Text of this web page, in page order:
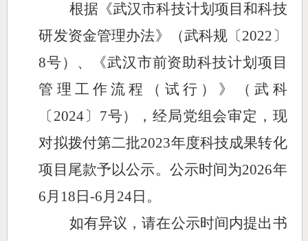
根据《武汉市科技计划项目和科技
研发资金管理办法》（武科规〔2022〕
8号）、《武汉市前资助科技计划项目
管理工作流程（试行）》（武科
〔2024〕7号），经局党组会审定，现
对拟拨付第二批2023年度科技成果转化
项目尾款予以公示。公示时间为2026年
6月 18 日-6月 24日。
如有异议，请在公示时间内提出书